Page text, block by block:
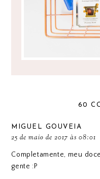
60
MIGUEL GOUVEIA
25 de maio de 2017 às 08:01
Completamente, meu
gente :P